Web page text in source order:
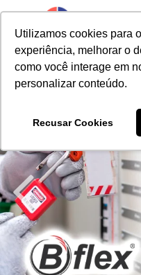
Utilizamos cookies para
experiência, melhorar o
como você interage em
personalizar conteúdo.
Recusar Cookies